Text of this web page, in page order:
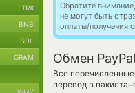
Обратите
не могут быть
оплаты/получения
Обмен
Все
перевод в
TRX
BNB
SOL
GRAM